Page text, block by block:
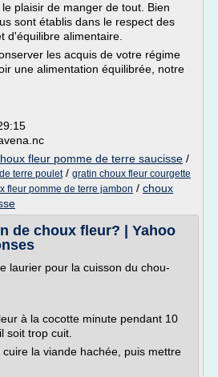
plaisir de manger de tout. Bien
sont établis dans le respect des
d'équilibre alimentaire.
les acquis de votre régime
une alimentation équilibrée, notre
fleur pomme de terre saucisse /
terre poulet/ gratin choux fleur courgette
fleur pomme de terre jambon / choux
de choux fleur? | Yahoo
laurier pour la cuisson du chou-
à la cocotte minute pendant 10
soit trop cuit.
la viande hachée, puis mettre